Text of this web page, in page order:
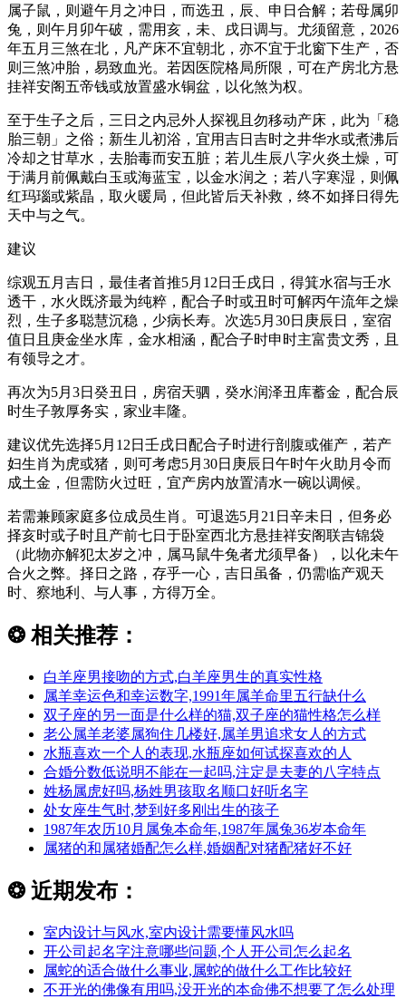
属子鼠，则避午月之冲日，而选丑，辰、申日合解；若母属卯
兔，则午月卯午破，需用亥，未、戌日调与。尤须留意，2026
年五月三煞在北，凡产床不宜朝北，亦不宜于北窗下生产，否
则三煞冲胎，易致血光。若因医院格局所限，可在产房北方悬
挂祥安阁五帝钱或放置盛水铜盆，以化煞为权。
至于生子之后，三日之内忌外人探视且勿移动产床，此为「稳
胎三朝」之俗；新生儿初浴，宜用吉日吉时之井华水或煮沸后
冷却之甘草水，去胎毒而安五脏；若儿生辰八字火炎土燥，可
于满月前佩戴白玉或海蓝宝，以金水润之；若八字寒湿，则佩
红玛瑙或紫晶，取火暖局，但此皆后天补救，终不如择日得先
天中与之气。
建议
综观五月吉日，最佳者首推5月12日壬戌日，得箕水宿与壬水
透干，水火既济最为纯粹，配合子时或丑时可解丙午流年之燥
烈，生子多聪慧沉稳，少病长寿。次选5月30日庚辰日，室宿
值日且庚金坐水库，金水相涵，配合子时申时主富贵文秀，且
有领导之才。
再次为5月3日癸丑日，房宿天驷，癸水润泽丑库蓄金，配合辰
时生子敦厚务实，家业丰隆。
建议优先选择5月12日壬戌日配合子时进行剖腹或催产，若产
妇生肖为虎或猪，则可考虑5月30日庚辰日午时午火助月令而
成土金，但需防火过旺，宜产房内放置清水一碗以调候。
若需兼顾家庭多位成员生肖。可退选5月21日辛未日，但务必
择亥时或子时且产前七日于卧室西北方悬挂祥安阁联吉锦袋
（此物亦解犯太岁之冲，属马鼠牛兔者尤须早备），以化未午
合火之弊。择日之路，存乎一心，吉日虽备，仍需临产观天
时、察地利、与人事，方得万全。
❂ 相关推荐：
白羊座男接吻的方式,白羊座男生的真实性格
属羊幸运色和幸运数字,1991年属羊命里五行缺什么
双子座的另一面是什么样的猫,双子座的猫性格怎么样
老公属羊老婆属狗住几楼好,属羊男追求女人的方式
水瓶喜欢一个人的表现,水瓶座如何试探喜欢的人
合婚分数低说明不能在一起吗,注定是夫妻的八字特点
姓杨属虎好吗,杨姓男孩取名顺口好听名字
处女座生气时,梦到好多刚出生的孩子
1987年农历10月属兔本命年,1987年属兔36岁本命年
属猪的和属猪婚配怎么样,婚姻配对猪配猪好不好
❂ 近期发布：
室内设计与风水,室内设计需要懂风水吗
开公司起名字注意哪些问题,个人开公司怎么起名
属蛇的适合做什么事业,属蛇的做什么工作比较好
不开光的佛像有用吗,没开光的本命佛不想要了怎么处理